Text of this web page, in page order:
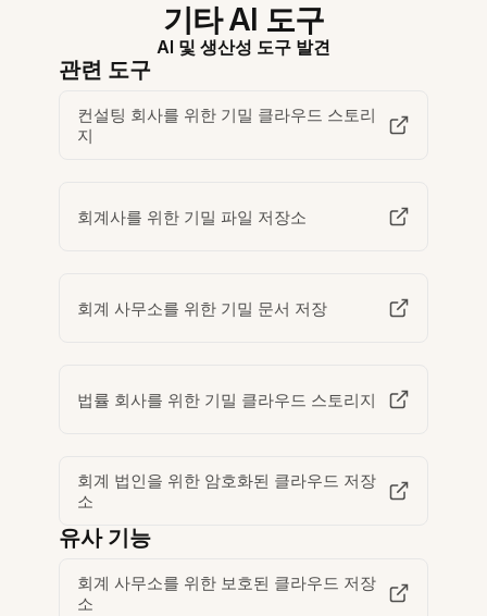
기타 AI 도구
AI 및 생산성 도구 발견
관련 도구
컨설팅 회사를 위한 기밀 클라우드 스토리
지
회계사를 위한 기밀 파일 저장소
회계 사무소를 위한 기밀 문서 저장
법률 회사를 위한 기밀 클라우드 스토리지
회계 법인을 위한 암호화된 클라우드 저장
소
유사 기능
회계 사무소를 위한 보호된 클라우드 저장
소